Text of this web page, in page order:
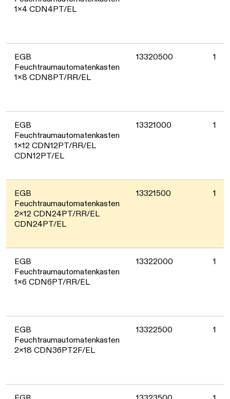
1x4 CDN4PT/EL
EGB
Feuchtraumautomatenkasten
1x8 CDN8PT/RR/EL
13320500 1
EGB
Feuchtraumautomatenkasten
1x12 CDN12PT/RR/EL
CDN12PT/EL
13321000 1
EGB
Feuchtraumautomatenkasten
2x12 CDN24PT/RR/EL
CDN24PT/EL
13321500 1
EGB
Feuchtraumautomatenkasten
1x6 CDN6PT/RR/EL
13322000 1
EGB
Feuchtraumautomatenkasten
2x18 CDN36PT2F/EL
13322500 1